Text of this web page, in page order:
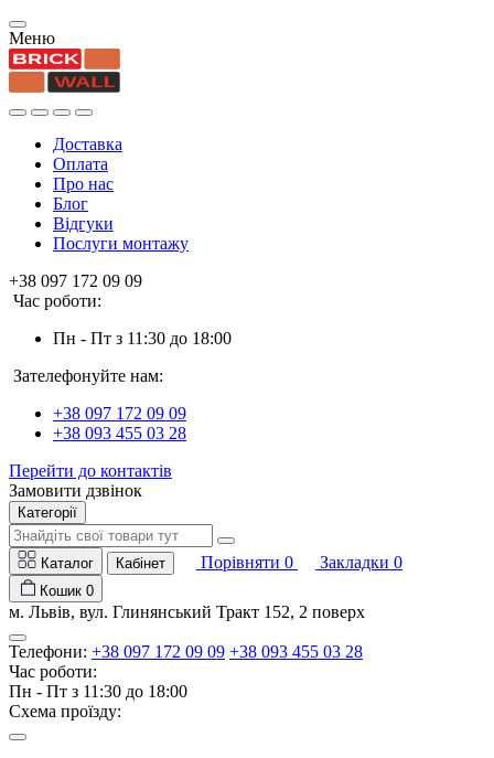
Меню
Доставка
Оплата
Про нас
Блог
Відгуки
Послуги монтажу
+38 097 172 09 09
Час роботи:
Пн - Пт з 11:30 до 18:00
Зателефонуйте нам:
+38 097 172 09 09
+38 093 455 03 28
Перейти до контактів
Замовити дзвінок
Категорії
Каталог Кабінет Порівняти 0 Закладки 0
Кошик 0
м. Львів, вул. Глинянський Тракт 152, 2 поверх
Телефони: +38 097 172 09 09 +38 093 455 03 28
Час роботи:
Пн - Пт з 11:30 до 18:00
Схема проїзду: